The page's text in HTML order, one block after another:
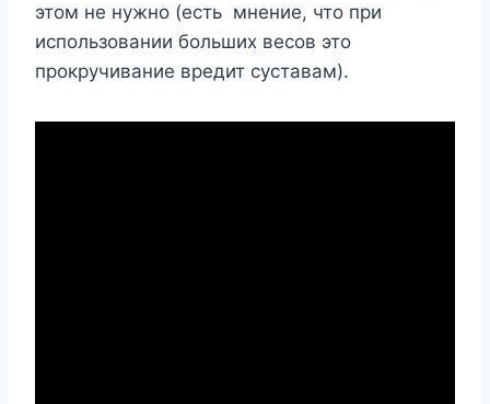
этом не нужно (есть мнение, что при
использовании больших весов это
прокручивание вредит суставам).